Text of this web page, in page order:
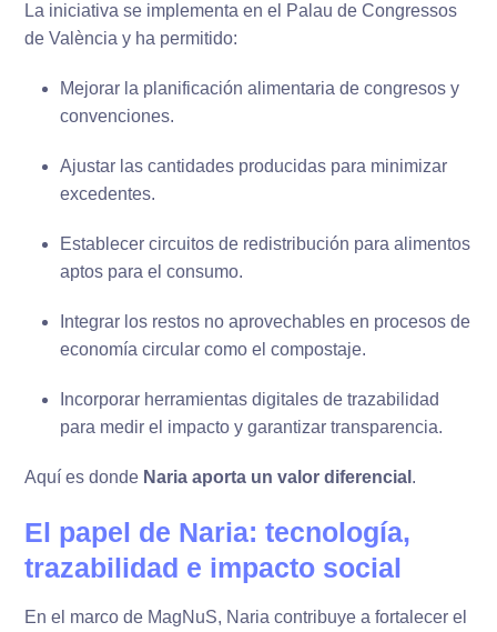
La iniciativa se implementa en el Palau de Congressos
de València y ha permitido:
Mejorar la planificación alimentaria de congresos y
convenciones.
Ajustar las cantidades producidas para minimizar
excedentes.
Establecer circuitos de redistribución para alimentos
aptos para el consumo.
Integrar los restos no aprovechables en procesos de
economía circular como el compostaje.
Incorporar herramientas digitales de trazabilidad
para medir el impacto y garantizar transparencia.
Aquí es donde Naria aporta un valor diferencial .
El papel de Naria: tecnología,
trazabilidad e impacto social
En el marco de MagNuS, Naria contribuye a fortalecer el